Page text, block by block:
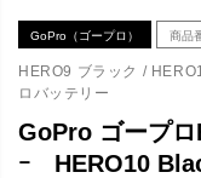
GoPro（ゴープロ） 商品
HERO9 ブラック /
ロバッテリー
GoPro ゴープ
ｰ HERO10